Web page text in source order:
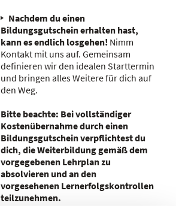
Nachdem du einen
Bildungsgutschein erhalten hast,
kann es endlich losgehen! Nimm
Kontakt mit uns auf. Gemeinsam
definieren wir den idealen Starttermin
und bringen alles Weitere für dich auf
den Weg.
Bitte beachte: Bei vollständiger
Kostenübernahme durch einen
Bildungsgutschein verpflichtest du
dich, die Weiterbildung gemäß dem
vorgegebenen Lehrplan zu
absolvieren und an den
vorgesehenen Lernerfolgskontrollen
teilzunehmen.